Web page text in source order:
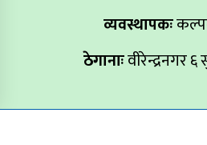
व्यवस्थापकः
ठेगानाःवीरेन्द्रनगर